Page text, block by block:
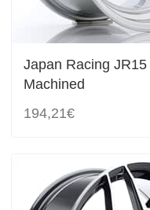
Japan Racing
Machined
194,21€